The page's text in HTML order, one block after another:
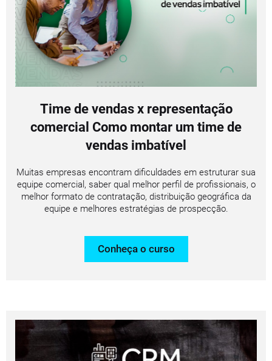
Time de vendas x representação
comercial Como montar um time de
vendas imbatível
Muitas empresas encontram dificuldades em estruturar sua
equipe comercial, saber qual melhor perfil de profissionais, o
melhor formato de contratação, distribuição geográfica da
equipe e melhores estratégias de prospecção.
Conheça o curso